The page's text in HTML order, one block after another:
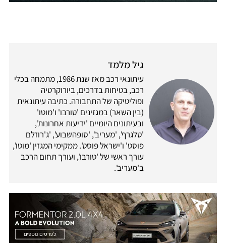
גיל מלמד
עיתונאי רכב מאז שנת 1986, מתמחה בכלי
רכב, בטיחות בדרכים, ביורוקרטיה
ופוליטיקה של התחבורה. כתיבה עיתונאית
(בין השאר) במגזינים 'טורבו' ו'מוטו'
ובעיתונים היומיים 'ידיעות אחרונות',
'טלגרף', 'מעריב', 'סופהשבוע', 'ג'רוזלם
פוסט' ו'ישראל פוסט'. ממקימי המגזין 'מוטו',
עורך ראשי של 'טורבו', ועורך תחום הרכב
ב'מעריב'.